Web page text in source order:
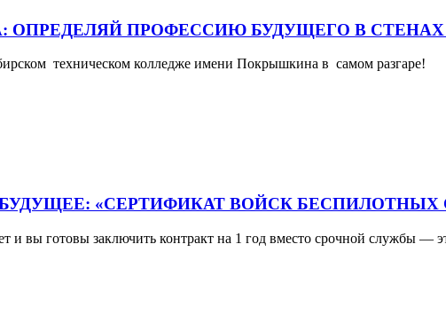
ОПРЕДЕЛЯЙ ПРОФЕССИЮ БУДУЩЕГО В
техническом колледже имени Покрышкина в самом разгаре!
«СЕРТИФИКАТ ВОЙСК
и вы готовы заключить контракт на 1 год вместо срочной службы —